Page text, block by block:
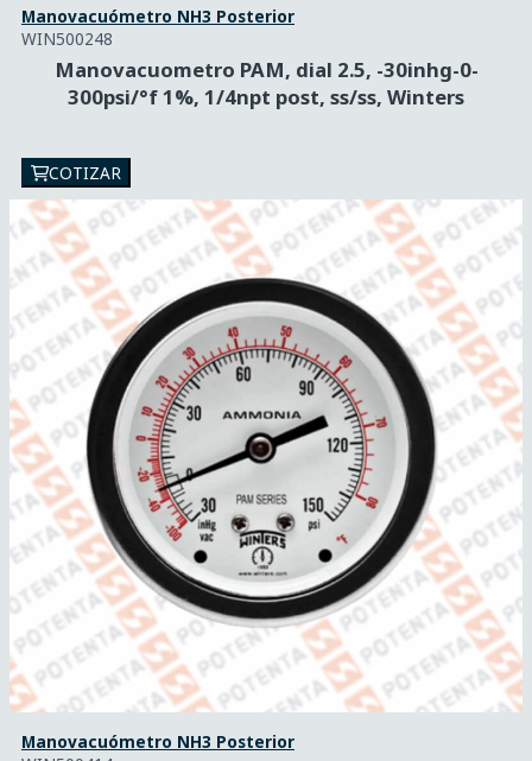
Manovacuómetro NH3 Posterior
WIN500248
Manovacuometro PAM, dial 2.5, -30inhg-0-
300psi/°f 1%, 1/4npt post, ss/ss, Winters
COTIZAR
Manovacuómetro NH3 Posterior